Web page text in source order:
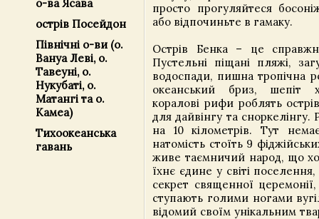
о-ва Ясава
острів Посейдон
Північні о-ви (о.
Вануа Леві, о.
Тавеуні, о.
Нукубаті, о.
Матангі та о.
Камеа)
Тихоокеанська
гавань
просто прогуляйтеся
або відпочиньте в гамаку.
Острів Бенка – це
Пустельні піщані пляжі,
водоспади, пишна тропічна
океанський бриз, шепіт
коралові рифи роблять
для дайвінгу та сноркелінгу.
на 10 кілометрів. Тут
натомість стоїть 9
живе таємничий народ, що
їхнє єдине у світі поселення,
секрет священної
ступають голими ногами
відомий своїм унікальним